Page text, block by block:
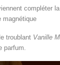
compléter
magnétique
troublant Vanille
parfum.